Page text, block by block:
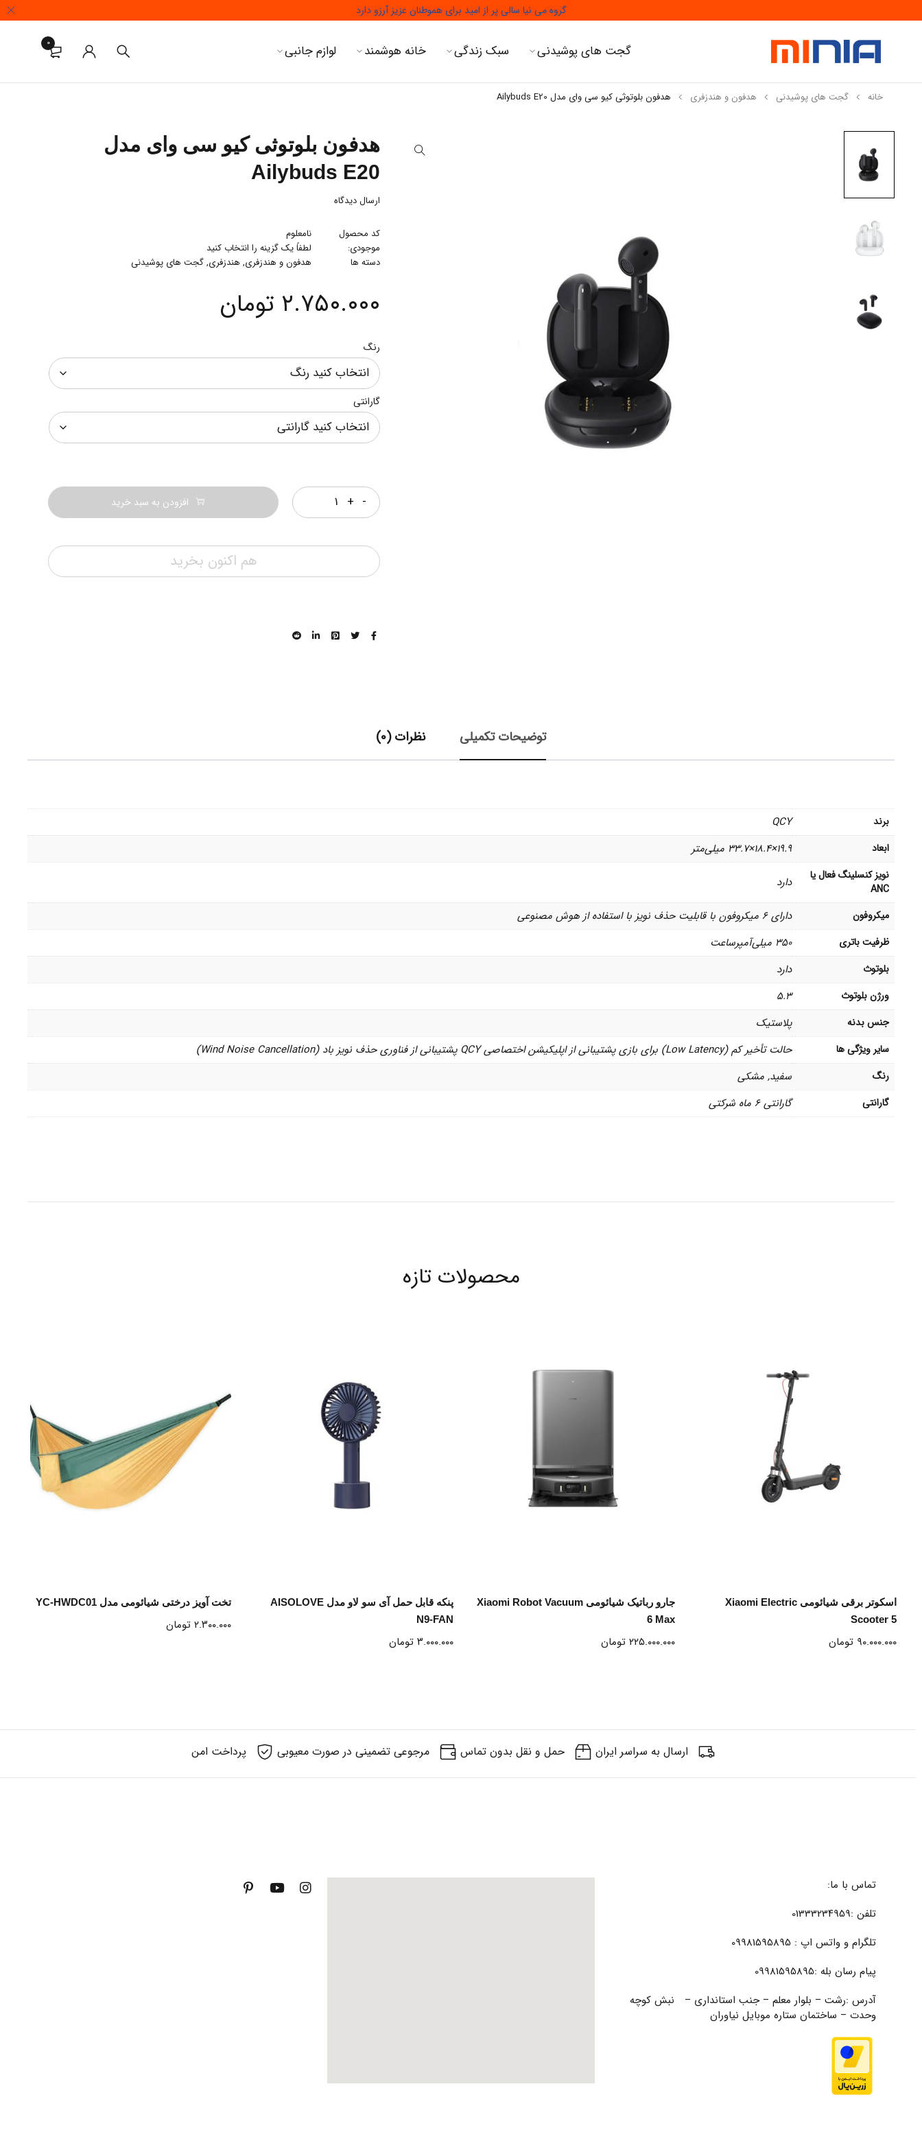
گروه می نیا سالی پر از امید برای هموطنان عزیز آرزو دارد
گجت های پوشیدنی سبک زندگی خانه هوشمند لوازم جانبی 0
خانه گجت های پوشیدنی هدفون و هندزفری هدفون بلوتوثی کیو سی وای مدل Ailybuds E20
هدفون بلوتوثی کیو سی وای مدل
Ailybuds E20
ارسال دیدگاه
کد محصول
نامعلوم
موجودی:
لطفاً یک گزینه را انتخاب کنید
دسته ها
هدفون و هندزفری, هندزفری,گجت های پوشیدنی
۲.۷۵۰.۰۰۰ تومان
رنگ
گارانتی
افزودن به سبد خرید
هم اکنون بخرید
توضیحات تکمیلی نظرات (0)
برند QCY
ابعاد ۱۹.۹×۱۸.۴×۳۳.۷ میلی‌متر
نویز کنسلینگ فعال یا
ANC
دارد
میکروفون دارای ۶ میکروفون با قابلیت حذف نویز با استفاده از هوش مصنوعی
ظرفیت باتری ۳۵۰ میلی‌آمپر‌ساعت
بلوتوث دارد
ورژن بلوتوث 5.3
جنس بدنه پلاستیک
سایر ویژگی ها حالت تأخیر کم (Low Latency) برای بازی پشتیبانی از اپلیکیشن اختصاصی QCY پشتیبانی از فناوری حذف نویز باد (Wind Noise Cancellation)
رنگ سفید, مشکی
گارانتی گارانتی 6 ماه شرکتی
محصولات تازه
انتخاب گزینه ها
اسکوتر برقی شیائومی Xiaomi Electric
Scooter 5
۹۰.۰۰۰.۰۰۰ تومان
انتخاب گزینه ها
جارو رباتیک شیائومی Xiaomi Robot Vacuum
6 Max
۲۲۵.۰۰۰.۰۰۰ تومان
انتخاب گزینه هاپنکه قابل حمل آی سو لاو مدل AISOLOVE
N9-FAN
۳.۰۰۰.۰۰۰ تومان
انتخاب گزینه ها
تخت آویز درختی شیائومی مدل YC-HWDC01
۲.۳۰۰.۰۰۰ تومان
ارسال به سراسر ایران حمل و نقل بدون تماس مرجوعی تضمینی در صورت معیوبی پرداخت امن
تماس با ما:
تلفن :01333234959
تلگرام و واتس اپ : 09981595895
پیام رسان بله :09981595895
آدرس :رشت – بلوار معلم – جنب استانداری – نبش کوچه
وحدت – ساختمان ستاره موبایل نیاوران